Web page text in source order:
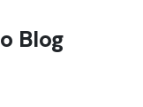
Blog